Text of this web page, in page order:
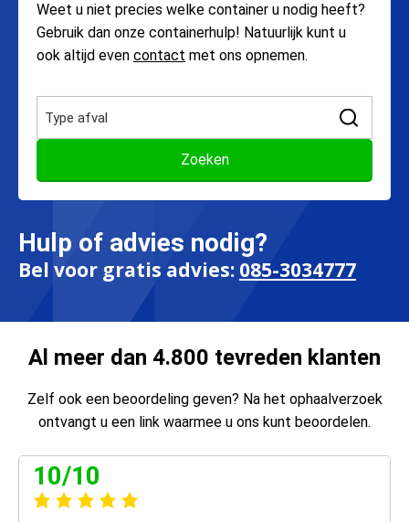
Weet u niet precies welke container u nodig heeft?
Gebruik dan onze containerhulp! Natuurlijk kunt u
ook altijd even contact met ons opnemen.
Hulp of advies nodig?
Bel voor gratis advies: 085-3034777
Al meer dan 4.800 tevreden klanten
Zelf ook een beoordeling geven? Na het ophaalverzoek
ontvangt u een link waarmee u ons kunt beoordelen.
10/10